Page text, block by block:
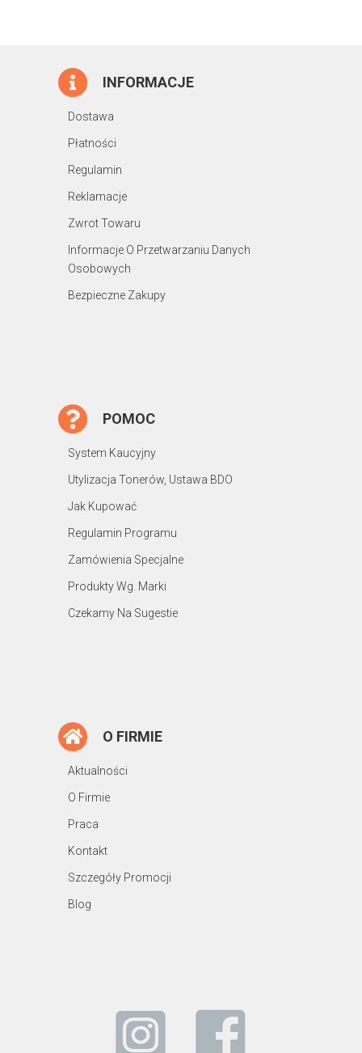
INFORMACJE
Dostawa
Płatności
Regulamin
Reklamacje
Zwrot Towaru
Informacje O Przetwarzaniu Danych
Osobowych
Bezpieczne Zakupy
POMOC
System Kaucyjny
Utylizacja Tonerów, Ustawa BDO
Jak Kupować
Regulamin Programu
Zamówienia Specjalne
Produkty Wg. Marki
Czekamy Na Sugestie
O FIRMIE
Aktualności
O Firmie
Praca
Kontakt
Szczegóły Promocji
Blog